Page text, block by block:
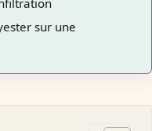
sur une